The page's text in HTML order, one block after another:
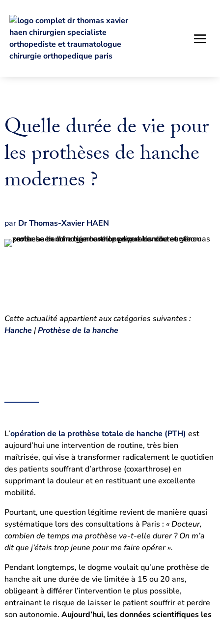
Quelle durée de vie pour
les prothèses de hanche
modernes ?
par Dr Thomas-Xavier HAEN
Cette actualité appartient aux catégories suivantes :
Hanche|Prothèse de la hanche
L’opération de la prothèse totale de hanche (PTH) est
aujourd’hui une intervention de routine, très bien
maîtrisée, qui vise à transformer radicalement le quotidien
des patients souffrant d’arthrose (coxarthrose) en
supprimant la douleur et en restituant une excellente
mobilité.
Pourtant, une question légitime revient de manière quasi
systématique lors des consultations à Paris : « Docteur,
combien de temps ma prothèse va-t-elle durer ? On m’a
dit que j’étais trop jeune pour me faire opérer ».
Pendant longtemps, le dogme voulait qu’une prothèse de
hanche ait une durée de vie limitée à 15 ou 20 ans,
obligeant à différer l’intervention le plus possible,
entrainant le risque de laisser le patient souffrir et perdre
son autonomie. Aujourd’hui, les données scientifiques les